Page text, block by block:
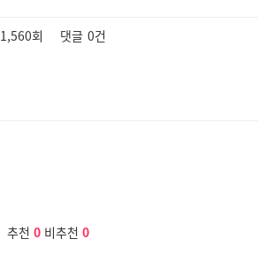
1,560회 댓글 0건
추천0 비추천0